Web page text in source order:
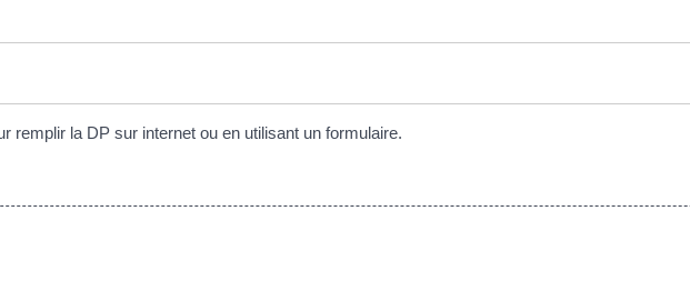
remplir la DP sur internet ou en utilisant un formulaire.